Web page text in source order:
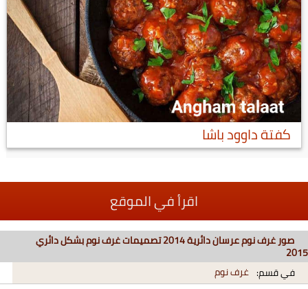
كفتة داوود باشا
اقرأ في الموقع
صور غرف نوم عرسان دائرية 2014 تصميمات غرف نوم بشكل دائري
2015
في قسم: غرف نوم